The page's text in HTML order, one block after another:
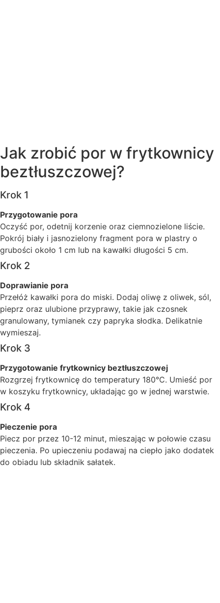
Jak zrobić por w frytkownicy
beztłuszczowej?
Krok 1
Przygotowanie pora
Oczyść por, odetnij korzenie oraz ciemnozielone liście.
Pokrój biały i jasnozielony fragment pora w plastry o
grubości około 1 cm lub na kawałki długości 5 cm.
Krok 2
Doprawianie pora
Przełóż kawałki pora do miski. Dodaj oliwę z oliwek, sól,
pieprz oraz ulubione przyprawy, takie jak czosnek
granulowany, tymianek czy papryka słodka. Delikatnie
wymieszaj.
Krok 3
Przygotowanie frytkownicy beztłuszczowej
Rozgrzej frytkownicę do temperatury 180°C. Umieść por
w koszyku frytkownicy, układając go w jednej warstwie.
Krok 4
Pieczenie pora
Piecz por przez 10-12 minut, mieszając w połowie czasu
pieczenia. Po upieczeniu podawaj na ciepło jako dodatek
do obiadu lub składnik sałatek.